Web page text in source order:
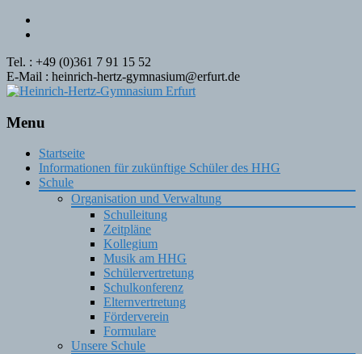
Tel. : +49 (0)361 7 91 15 52
E-Mail : heinrich-hertz-gymnasium@erfurt.de
Menu
Skip
content
Startseite
Informationen für zukünftige Schüler des HHG
Schule
Organisation und Verwaltung
Schulleitung
Zeitpläne
Kollegium
Musik am HHG
Schülervertretung
Schulkonferenz
Elternvertretung
Förderverein
Formulare
Unsere Schule